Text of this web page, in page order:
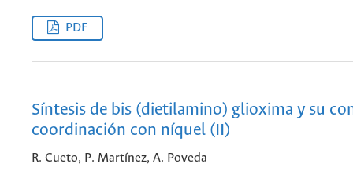
PDF
Síntesis de bis (dietilamino) glioxima y su
coordinación con níquel (II)
R. Cueto, P. Martínez, A. Poveda